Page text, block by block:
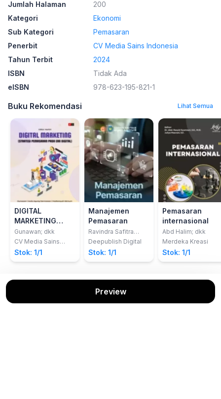
Jumlah Halaman
200
Kategori
Ekonomi
Sub Kategori
Pemasaran
Penerbit
CV Media Sains Indonesia
Tahun Terbit
2024
ISBN
Tidak Ada
eISBN
978-623-195-821-1
Buku Rekomendasi Lihat Semua
DIGITAL
MARKETING
(STRATEGI
PEMASARAN
PADA ERA
DIGITAL)
Gunawan; dkk
CV Media Sains
Indonesia
Stok: 1/1
Manajemen
Pemasaran
Ravindra Safitra
Hidayat; dkk
Deepublish Digital
Stok: 1/1
Pemasaran
internasional
Abd Halim; dkk
Merdeka Kreasi
Stok: 1/1
Preview